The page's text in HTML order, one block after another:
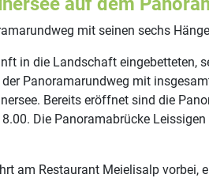
mit seinen sechs
in die Landschaft eingebetteten,
Panoramarundweg mit
Bereits eröffnet sind die
Die Panoramabrücke
am Restaurant Meielisalp vorbei,